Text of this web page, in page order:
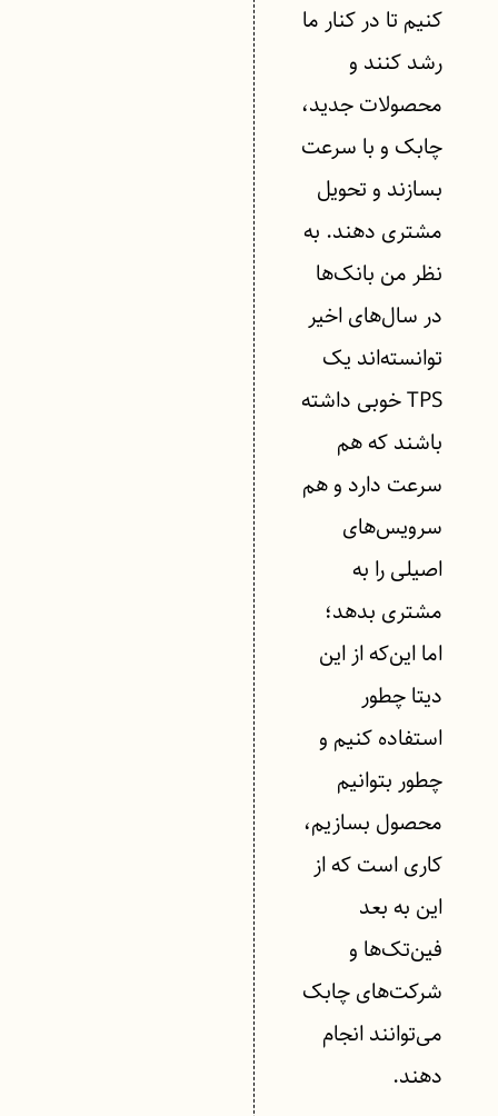
کنیم تا در کنار ما
رشد کنند و
محصولات جدید،
چابک و با سرعت
بسازند و تحویل
مشتری دهند. به
نظر من بانک‌ها
در سال‌های اخیر
توانسته‌اند یک
TPS خوبی داشته
باشند که هم
سرعت دارد و هم
سرویس‌های
اصیلی را به
مشتری بدهد؛
اما این‌که از این
دیتا چطور
استفاده کنیم و
چطور بتوانیم
محصول بسازیم،
کاری است که از
این به بعد
فین‌تک‌ها و
شرکت‌های چابک
می‌توانند انجام
دهند.